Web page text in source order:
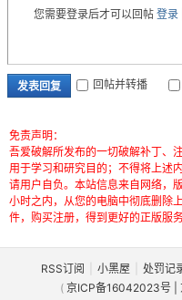
52
您需要登录后才可以回帖 登录
发表回复 回帖并转播
免责声明：
吾爱破解所发布的一切破解补丁、
用于学习和研究目的；不得将上述
请用户自负。本站信息来自网络，
小时之内，从您的电脑中彻底删除
件，购买注册，得到更好的正版服
RSS订阅 小黑屋 处罚记
( 京ICP备16042023号 |